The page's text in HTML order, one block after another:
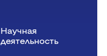
Научная
деятельность